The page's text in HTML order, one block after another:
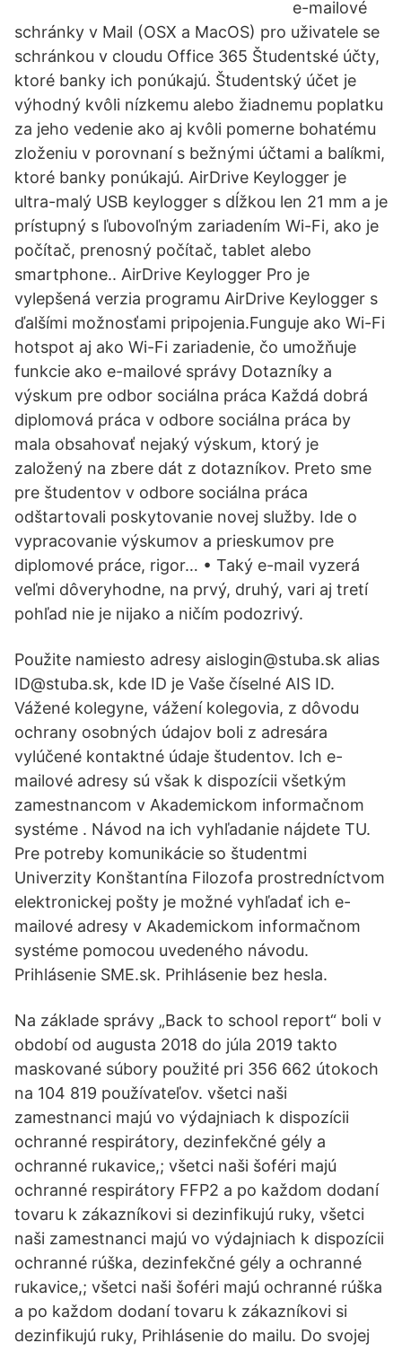
e-mailové
schránky v Mail (OSX a MacOS) pro uživatele se
schránkou v cloudu Office 365 Študentské účty,
ktoré banky ich ponúkajú. Študentský účet je
výhodný kvôli nízkemu alebo žiadnemu poplatku
za jeho vedenie ako aj kvôli pomerne bohatému
zloženiu v porovnaní s bežnými účtami a balíkmi,
ktoré banky ponúkajú. AirDrive Keylogger je
ultra-malý USB keylogger s dĺžkou len 21 mm a je
prístupný s ľubovoľným zariadením Wi-Fi, ako je
počítač, prenosný počítač, tablet alebo
smartphone.. AirDrive Keylogger Pro je
vylepšená verzia programu AirDrive Keylogger s
ďalšími možnosťami pripojenia.Funguje ako Wi-Fi
hotspot aj ako Wi-Fi zariadenie, čo umožňuje
funkcie ako e-mailové správy Dotazníky a
výskum pre odbor sociálna práca Každá dobrá
diplomová práca v odbore sociálna práca by
mala obsahovať nejaký výskum, ktorý je
založený na zbere dát z dotazníkov. Preto sme
pre študentov v odbore sociálna práca
odštartovali poskytovanie novej služby. Ide o
vypracovanie výskumov a prieskumov pre
diplomové práce, rigor… • Taký e-mail vyzerá
veľmi dôveryhodne, na prvý, druhý, vari aj tretí
pohľad nie je nijako a ničím podozrivý.
Použite namiesto adresy aislogin@stuba.sk alias
ID@stuba.sk, kde ID je Vaše číselné AIS ID.
Vážené kolegyne, vážení kolegovia, z dôvodu
ochrany osobných údajov boli z adresára
vylúčené kontaktné údaje študentov. Ich e-
mailové adresy sú však k dispozícii všetkým
zamestnancom v Akademickom informačnom
systéme . Návod na ich vyhľadanie nájdete TU.
Pre potreby komunikácie so študentmi
Univerzity Konštantína Filozofa prostredníctvom
elektronickej pošty je možné vyhľadať ich e-
mailové adresy v Akademickom informačnom
systéme pomocou uvedeného návodu.
Prihlásenie SME.sk. Prihlásenie bez hesla.
Na základe správy „Back to school report“ boli v
období od augusta 2018 do júla 2019 takto
maskované súbory použité pri 356 662 útokoch
na 104 819 používateľov. všetci naši
zamestnanci majú vo výdajniach k dispozícii
ochranné respirátory, dezinfekčné gély a
ochranné rukavice,; všetci naši šoféri majú
ochranné respirátory FFP2 a po každom dodaní
tovaru k zákazníkovi si dezinfikujú ruky, všetci
naši zamestnanci majú vo výdajniach k dispozícii
ochranné rúška, dezinfekčné gély a ochranné
rukavice,; všetci naši šoféri majú ochranné rúška
a po každom dodaní tovaru k zákazníkovi si
dezinfikujú ruky, Prihlásenie do mailu. Do svojej